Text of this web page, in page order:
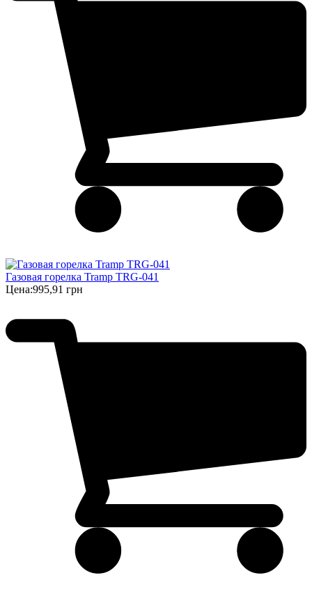
Газовая горелка Tramp TRG-041
Цена:995,91 грн